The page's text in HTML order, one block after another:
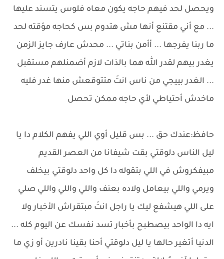
ويحصل لحد فيهم حاجه يكون معاه فلوس يتسند عليها
... مع أني مقتنع أنها مش هتدوم بس كحاجه مؤقته لحد
ما ربنا يفرجها ... أأمن بناتي ... محدش عارف جايز الزمن
يغدر بيهم لقدر الله هما بالذات لازم أضمنلهم مستقبل
... الغدر بييجي من ناس انتَ متتوقعش منها غدر فليه
ماخدش أحتياطي لأي حاجه ممكن تحصل
حافظ:عندك حق ... بس قليل أوي اللي يفهم الكلام دا يا
ليل الناس دلوقتي بقت شيفانا من العصر القديم
مبيفكروش في اللي بتقوله دا كل واحد دلوقتي بيخلف
ويرمي واللي بيعامل ولاده بعنف واللي واللي واللي صلي
على اللي هيشفع ليك يا راجل انتَ مبتقراش الأخبار ولا
ايه دا الواحد بيصطبح بأخبار تسد نفسك عن اليوم كله ...
الدنيا أتغير حالها يا ليل دلوقتي أحنا بقينا نادرين أو زي ما